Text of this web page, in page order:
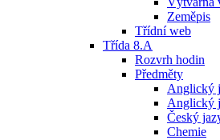
Zeměpis
Třídní web
Třída 8.A
Rozvrh hodin
Předměty
Anglický
Anglický
Český
Chemie